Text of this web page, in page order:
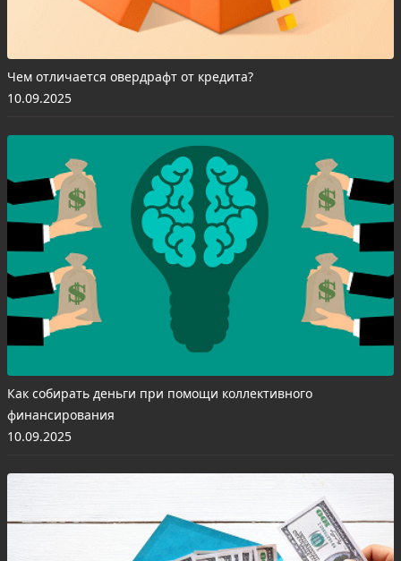
Чем отличается овердрафт от кредита?
10.09.2025
Как собирать деньги при помощи коллективного
финансирования
10.09.2025